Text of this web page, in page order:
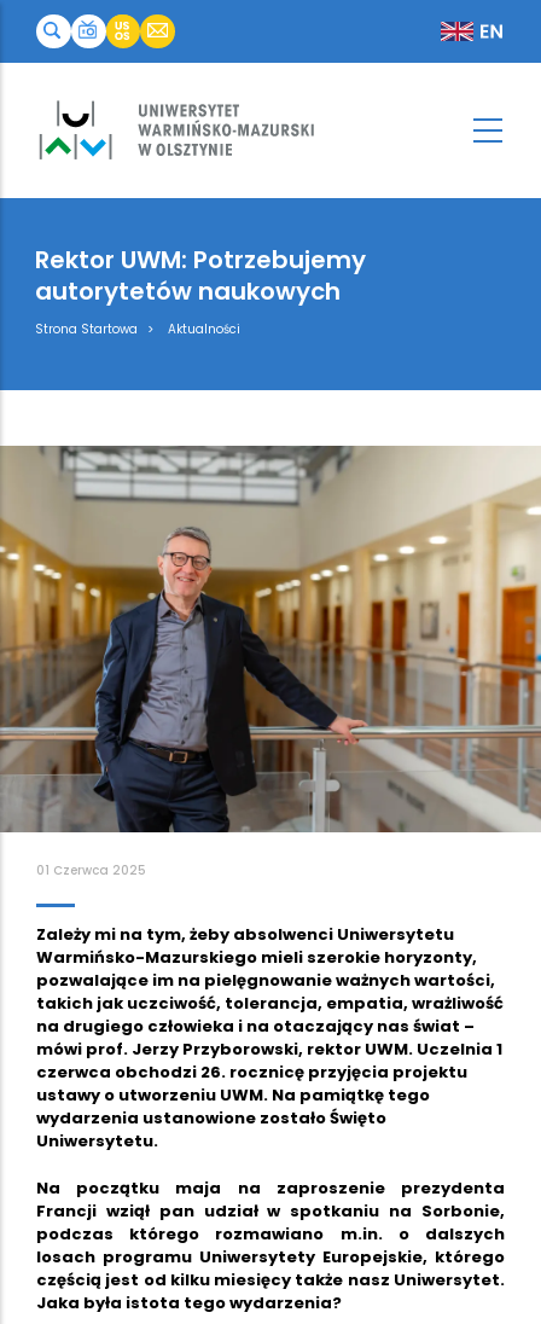
Rektor UWM: Potrzebujemy
autorytetów naukowych
Breadcrumb
Strona Startowa Aktualności
01 Czerwca 2025
Zależy mi na tym, żeby absolwenci Uniwersytetu
Warmińsko-Mazurskiego mieli szerokie horyzonty,
pozwalające im na pielęgnowanie ważnych wartości,
takich jak uczciwość, tolerancja, empatia, wrażliwość
na drugiego człowieka i na otaczający nas świat –
mówi prof. Jerzy Przyborowski, rektor UWM. Uczelnia 1
czerwca obchodzi 26. rocznicę przyjęcia projektu
ustawy o utworzeniu UWM. Na pamiątkę tego
wydarzenia ustanowione zostało Święto
Uniwersytetu.
Na początku maja na zaproszenie prezydenta
Francji wziął pan udział w spotkaniu na Sorbonie,
podczas którego rozmawiano m.in. o dalszych
losach programu Uniwersytety Europejskie, którego
częścią jest od kilku miesięcy także nasz Uniwersytet.
Jaka była istota tego wydarzenia?